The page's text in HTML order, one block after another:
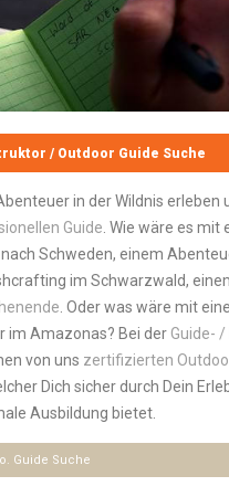
/ Outdoor Guide Suche
in der Wildnis erleben
Guide . Wie wäre es mit
Schweden, einem
im Schwarzwald,
. Oder was wäre mit
im Amazonas? Bei der Guide-
von uns zertifizierten
Dich sicher durch Dein
Ausbildung bietet.
Guide Suche